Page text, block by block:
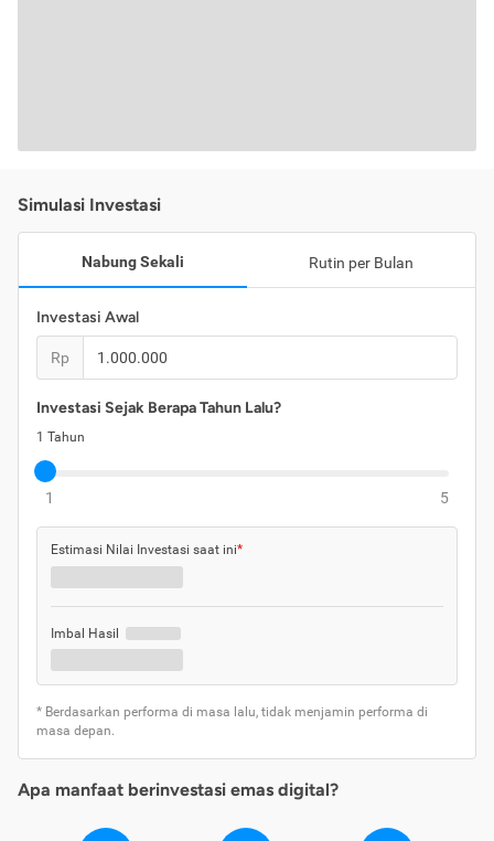
Simulasi Investasi
Nabung Sekali Rutin per Bulan
Investasi Awal
Rp
Investasi Sejak Berapa Tahun Lalu?
1 Tahun
1 5
Estimasi Nilai Investasi saat ini*
Imbal Hasil
* Berdasarkan performa di masa lalu, tidak menjamin performa di
masa depan.
Apa manfaat berinvestasi emas digital?